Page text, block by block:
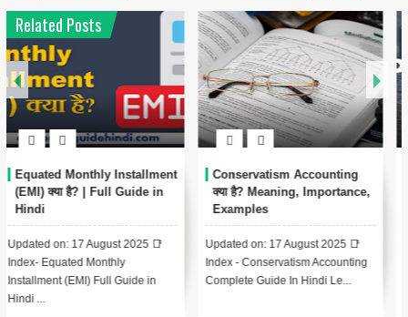
Related Posts
Capital Budgeting क्या है?
Methods, Case Studies और
FAQs
📑 Index - Capital Budgeting
Complete Guide In Hindi Lesson
1: Capital Budgeting का परि...
Economy क्या है? | अर्थव्यवस्था की
सम्पूर्ण जानकारी हिंदी में
Updated on: 16 August 2025 📑
Index - Economy Complete Guide
In Hindi Lesson 1: Economy...